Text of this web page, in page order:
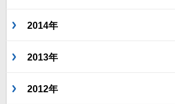
2014年
2013年
2012年